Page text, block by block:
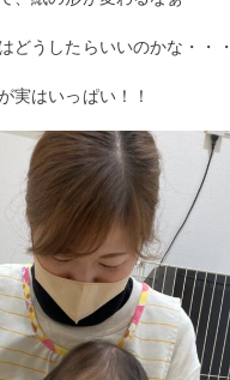
どうしたらいいのかな・・・
実はいっぱい！！